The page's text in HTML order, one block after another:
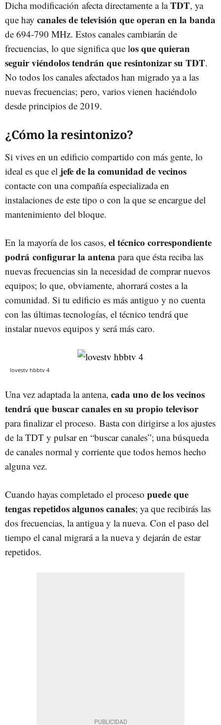
Dicha modificación afecta directamente a laTDT, ya
que hay canales de televisión que operan en la banda
de 694-790 MHz. Estos canales cambiarán de
frecuencias, lo que significa que los que quieran
seguir viéndolos tendrán que resintonizar su TDT.
No todos los canales afectados han migrado ya a las
nuevas frecuencias; pero, varios vienen haciéndolo
desde principios de 2019.
¿Cómo la resintonizo?
Si vives en un edificio compartido con más gente, lo
ideal es que el jefe de la comunidad de vecinos
contacte con una compañía especializada en
instalaciones de este tipo o con la que se encargue del
mantenimiento del bloque.
En la mayoría de los casos, el técnico correspondiente
podrá configurar la antena para que ésta reciba las
nuevas frecuencias sin la necesidad de comprar nuevos
equipos; lo que, obviamente, ahorrará costes a la
comunidad. Si tu edificio es más antiguo y no cuenta
con las últimas tecnologías, el técnico tendrá que
instalar nuevos equipos y será más caro.
lovestv hbbtv 4
Una vez adaptada la antena, cada uno de los vecinos
tendrá que buscar canales en su propio televisor
para finalizar el proceso. Basta con dirigirse a los ajustes
de la TDT y pulsar en “buscar canales”; una búsqueda
de canales normal y corriente que todos hemos hecho
alguna vez.
Cuando hayas completado el proceso puede que
tengas repetidos algunos canales; ya que recibirás las
dos frecuencias, la antigua y la nueva. Con el paso del
tiempo el canal migrará a la nueva y dejarán de estar
repetidos.